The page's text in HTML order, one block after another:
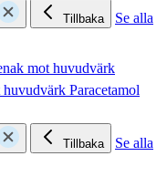
Tillbaka
Se alla
mot huvudvärk
huvudvärk Paracetamol
Tillbaka
Se alla